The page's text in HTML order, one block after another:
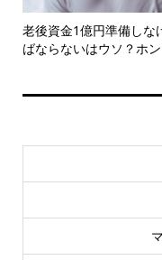
老後資金1億円準備しな
ばならないはウソ？ホ